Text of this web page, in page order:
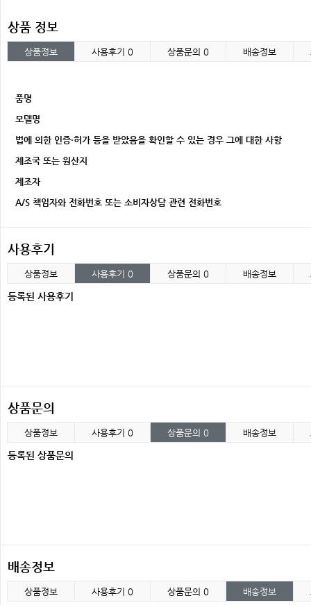
상품 정보
상품정보 사용후기 0 상품문의 0 배송정보
품명
모델명
법에 의한 인증·허가 등을 받았음을 확인할 수 있는 경우 그에 대한 사항
제조국 또는 원산지
제조자
A/S 책임자와 전화번호 또는 소비자상담 관련 전화번호
사용후기
상품정보 사용후기 0 상품문의 0 배송정보
등록된 사용후기
상품문의
상품정보 사용후기 0 상품문의 0 배송정보
등록된 상품문의
배송정보
상품정보 사용후기 0 상품문의 0 배송정보